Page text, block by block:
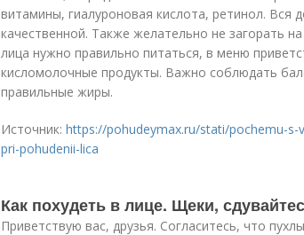
витамины, гиалуроновая кислота, ретинол.
качественной. Также желательно не загорать
лица нужно правильно питаться, в меню
кисломолочные продукты. Важно соблюдать
правильные жиры.
Источник: https://pohudeymax.ru/stati/pochemu-
pri-pohudenii-lica
Как похудеть в лице. Щеки,
Приветствую вас, друзья. Согласитесь, что